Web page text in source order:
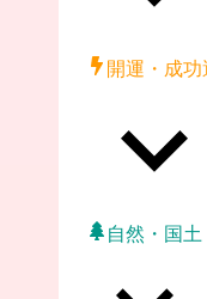
開運・成功
自然・国土